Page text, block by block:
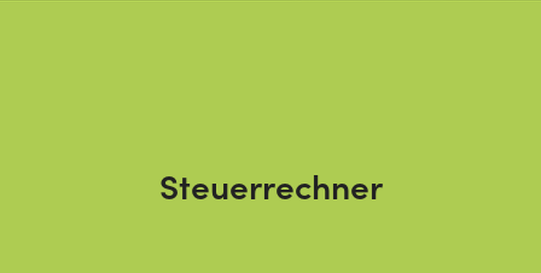
Steuerrechner